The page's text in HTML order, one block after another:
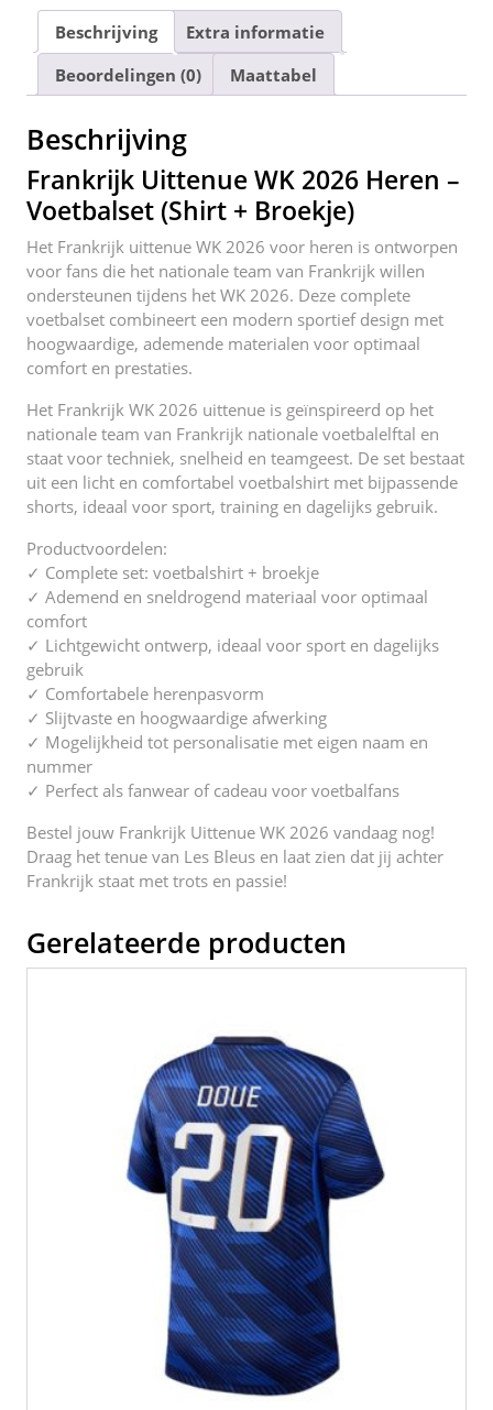
c
e
b
o
o
k
itt
er
ai
l
er
e
st
d
di
t
k
e
dI
e
n
Beschrijving
Extra informatie
Beoordelingen (0)
Maattabel
Beschrijving
Frankrijk Uittenue WK 2026 Heren –
Voetbalset (Shirt + Broekje)
Het Frankrijk uittenue WK 2026 voor heren is ontworpen
voor fans die het nationale team van Frankrijk willen
ondersteunen tijdens het WK 2026. Deze complete
voetbalset combineert een modern sportief design met
hoogwaardige, ademende materialen voor optimaal
comfort en prestaties.
Het Frankrijk WK 2026 uittenue is geïnspireerd op het
nationale team van Frankrijk nationale voetbalelftal en
staat voor techniek, snelheid en teamgeest. De set bestaat
uit een licht en comfortabel voetbalshirt met bijpassende
shorts, ideaal voor sport, training en dagelijks gebruik.
Productvoordelen:
✓ Complete set: voetbalshirt + broekje
✓ Ademend en sneldrogend materiaal voor optimaal
comfort
✓ Lichtgewicht ontwerp, ideaal voor sport en dagelijks
gebruik
✓ Comfortabele herenpasvorm
✓ Slijtvaste en hoogwaardige afwerking
✓ Mogelijkheid tot personalisatie met eigen naam en
nummer
✓ Perfect als fanwear of cadeau voor voetbalfans
Bestel jouw Frankrijk Uittenue WK 2026 vandaag nog!
Draag het tenue van Les Bleus en laat zien dat jij achter
Frankrijk staat met trots en passie!
Gerelateerde producten